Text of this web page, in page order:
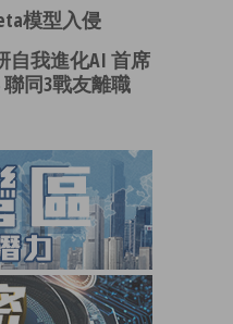
模型入侵
自我進化AI 首席
同3戰友離職